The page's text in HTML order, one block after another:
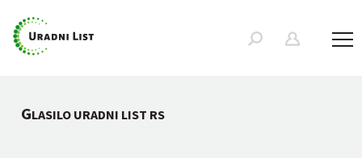
GLASILO URADNI LIST RS